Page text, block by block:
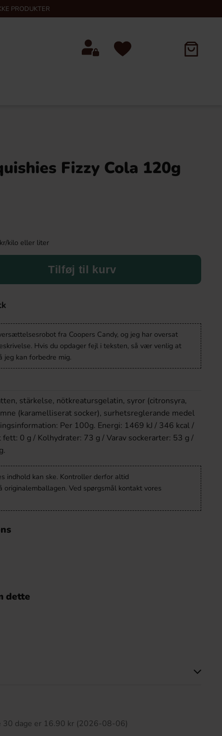
PRODUKTER
Fizzy Cola 120g
kilo eller liter
Tilføj til kurv
fra Coopers Candy, og jeg har oversat
Hvis du opdager fejl i teksten, så vær venlig at
jeg kan forbedre mig.
stärkelse, nötkreatursgelatin, syror (citronsyra,
(karamelliserat socker), surhetsreglerande medel
Per 100g. Energi: 1469 kJ / 346 kcal /
0 g / Kolhydrater: 73 g / Varav sockerarter: 53 g /
indhold kan ske. Kontroller derfor altid
originalemballagen. Ved spørgsmål kontakt vores
dette
30 dage er 16.90 kr (2026-08-06)